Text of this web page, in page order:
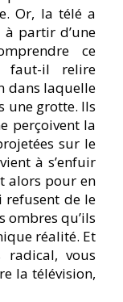
Or, la télé a
partir d’une
ce
faut-il relire
dans laquelle
une grotte. Ils
perçoivent la
sur le
à s’enfuir
alors pour en
refusent de le
ombres qu’ils
réalité. Et
vous
la télévision,